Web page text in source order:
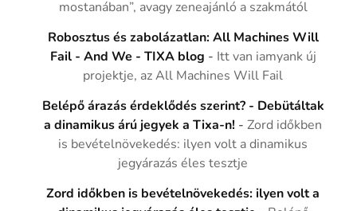
mostanában”, avagy zeneajánló a szakmától
Robosztus és zabolázatlan: All Machines Will
Fail - And We - TIXA blog - Itt van iamyank új
projektje, az All Machines Will Fail
Belépő árazás érdeklődés szerint? - Debütáltak
a dinamikus árú jegyek a Tixa-n! -Zord időkben
is bevételnövekedés: ilyen volt a dinamikus
jegyárazás éles tesztje
Zord időkben is bevételnövekedés: ilyen volt a